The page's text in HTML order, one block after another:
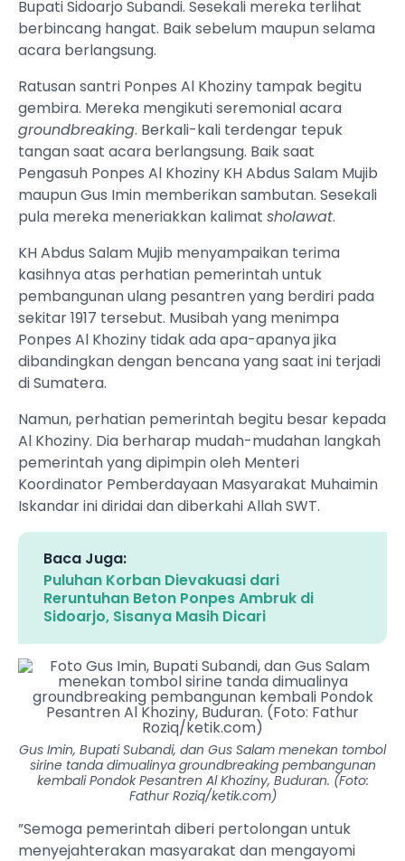
Bupati Sidoarjo Subandi. Sesekali mereka terlihat
berbincang hangat. Baik sebelum maupun selama
acara berlangsung.
Ratusan santri Ponpes Al Khoziny tampak begitu
gembira. Mereka mengikuti seremonial acara
groundbreaking. Berkali-kali terdengar tepuk
tangan saat acara berlangsung. Baik saat
Pengasuh Ponpes Al Khoziny KH Abdus Salam Mujib
maupun Gus Imin memberikan sambutan. Sesekali
pula mereka meneriakkan kalimat sholawat.
KH Abdus Salam Mujib menyampaikan terima
kasihnya atas perhatian pemerintah untuk
pembangunan ulang pesantren yang berdiri pada
sekitar 1917 tersebut. Musibah yang menimpa
Ponpes Al Khoziny tidak ada apa-apanya jika
dibandingkan dengan bencana yang saat ini terjadi
di Sumatera.
Namun, perhatian pemerintah begitu besar kepada
Al Khoziny. Dia berharap mudah-mudahan langkah
pemerintah yang dipimpin oleh Menteri
Koordinator Pemberdayaan Masyarakat Muhaimin
Iskandar ini diridai dan diberkahi Allah SWT.
Baca Juga:
Puluhan Korban Dievakuasi dari
Reruntuhan Beton Ponpes Ambruk di
Sidoarjo, Sisanya Masih Dicari
Gus Imin, Bupati Subandi, dan Gus Salam menekan tombol
sirine tanda dimualinya groundbreaking pembangunan
kembali Pondok Pesantren Al Khoziny, Buduran. (Foto:
Fathur Roziq/ketik.com)
”Semoga pemerintah diberi pertolongan untuk
menyejahterakan masyarakat dan mengayomi